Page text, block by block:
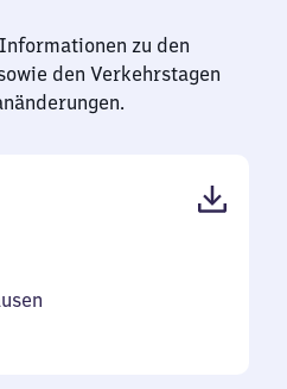
zu den
den Verkehrstagen